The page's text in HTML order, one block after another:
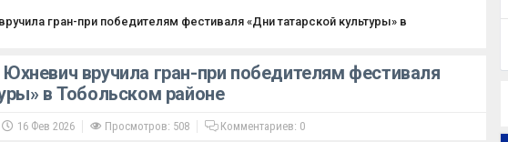
гран-при победителям фестиваля «Дни татарской культуры» в
вручила гран-при победителям фестиваля
в Тобольском районе
16 Фев 2026 Просмотров: 508 Комментариев: 0